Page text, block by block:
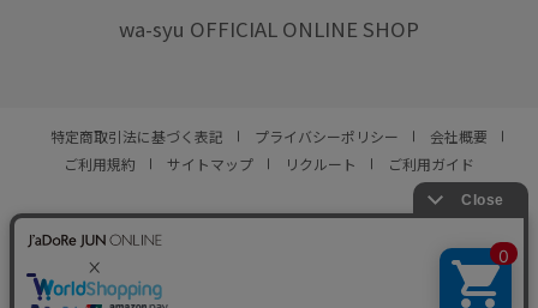
wa-syu OFFICIAL ONLINE SHOP
特定商取引法に基づく表記 プライバシーポリシー
会社概要
ご利用規約
サイトマップ リクルート ご利用ガイド
© JUN CO.,LTD. ALL RIGHTS RESERVED.